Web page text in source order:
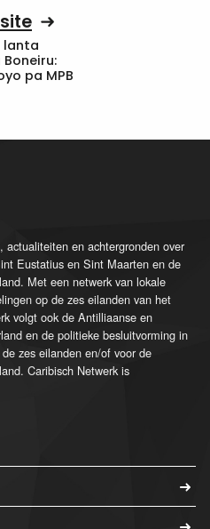
lanta
pa MPB
actualiteiten en achtergronden over
Eustatius en Sint Maarten en de
Met een netwerk van lokale
op de zes eilanden van het
volgt ook de Antilliaanse en
en de politieke besluitvorming in
zes eilanden en/of voor de
Caribisch Netwerk is